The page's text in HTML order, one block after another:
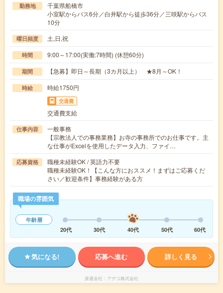
勤務地
千葉県船橋市
小室駅からバス6分／白井駅から徒歩36分／三咲駅からバス
10分
曜日頻度 土,日,祝
時間 9:00～17:00(実働:7時間) (休憩60分)
期間 【急募】即日～長期（3カ月以上） ★8月～OK！
時給 時給1750円
交通費
交通費支給
仕事内容
一般事務
【宗教法人での事務業務】お寺の事務所でのお仕事です。主
な仕事がExcelを使用したデータ入力、ファイ…
応募資格
職種未経験OK / 英語力不要
職種未経験OK！【こんな方におススメ！まずはご応募くだ
さい／歓迎条件】事務経験がある方
職場の雰囲気
年齢層
20代
30代 40代 50代 60代
気になる! 応募へ進む 詳しく見る
派遣会社 アデコ株式会社